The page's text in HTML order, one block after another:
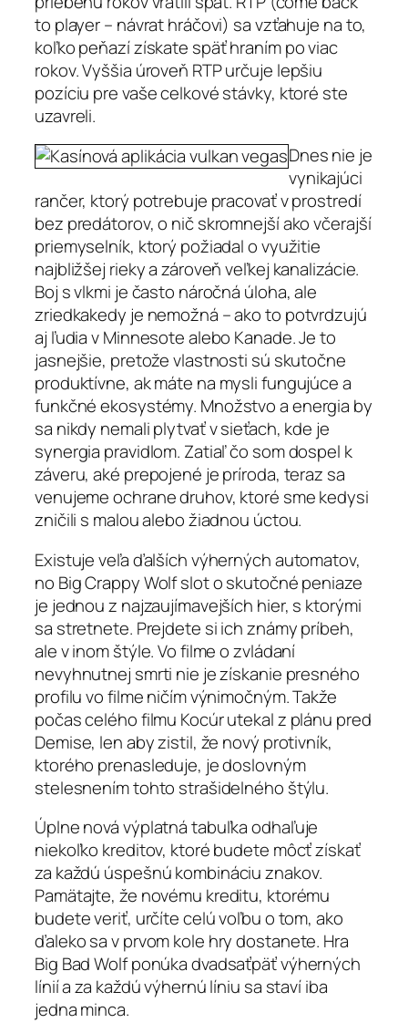
to player – návrat hráčovi) sa vzťahuje na to,
koľko peňazí získate späť hraním po viac
rokov. Vyššia úroveň RTP určuje lepšiu
pozíciu pre vaše celkové stávky, ktoré ste
uzavreli.
Dnes nie je
vynikajúci
rančer, ktorý potrebuje pracovať v prostredí
bez predátorov, o nič skromnejší ako včerajší
priemyselník, ktorý požiadal o využitie
najbližšej rieky a zároveň veľkej kanalizácie.
Boj s vlkmi je často náročná úloha, ale
zriedkakedy je nemožná – ako to potvrdzujú
aj ľudia v Minnesote alebo Kanade. Je to
jasnejšie, pretože vlastnosti sú skutočne
produktívne, ak máte na mysli fungujúce a
funkčné ekosystémy. Množstvo a energia by
sa nikdy nemali plytvať v sieťach, kde je
synergia pravidlom. Zatiaľ čo som dospel k
záveru, aké prepojené je príroda, teraz sa
venujeme ochrane druhov, ktoré sme kedysi
zničili s malou alebo žiadnou úctou.
Existuje veľa ďalších výherných automatov,
no Big Crappy Wolf slot o skutočné peniaze
je jednou z najzaujímavejších hier, s ktorými
sa stretnete. Prejdete si ich známy príbeh,
ale v inom štýle. Vo filme o zvládaní
nevyhnutnej smrti nie je získanie presného
profilu vo filme ničím výnimočným. Takže
počas celého filmu Kocúr utekal z plánu pred
Demise, len aby zistil, že nový protivník,
ktorého prenasleduje, je doslovným
stelesnením tohto strašidelného štýlu.
Úplne nová výplatná tabuľka odhaľuje
niekoľko kreditov, ktoré budete môcť získať
za každú úspešnú kombináciu znakov.
Pamätajte, že novému kreditu, ktorému
budete veriť, určíte celú voľbu o tom, ako
ďaleko sa v prvom kole hry dostanete. Hra
Big Bad Wolf ponúka dvadsaťpäť výherných
línií a za každú výhernú líniu sa staví iba
jedna minca.